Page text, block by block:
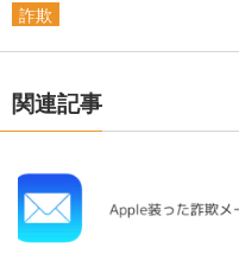
詐欺
関連記事